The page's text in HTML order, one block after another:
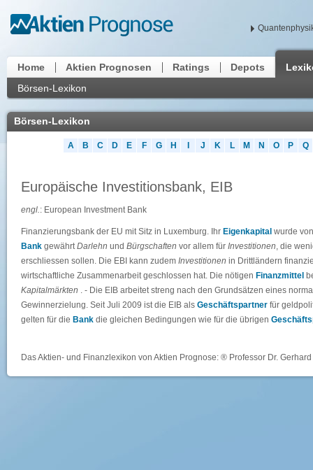
Home Aktien Prognosen Ratings Depots
Börsen-Lexikon
Börsen-Lexikon
A B C D E F G H J K L M N O P Q
Europäische Investitionsbank, EIB
engl.: European Investment Bank
Finanzierungsbank der EU mit Sitz in Luxemburg. Ihr Eigenkapital wurde
Bank gewährtDarlehn und Bürgschaften vor allem für Investitionen, die
erschliessen sollen. Die EBI kann zudem Investitionen in Drittländern
wirtschaftliche Zusammenarbeit geschlossen hat. Die nötigen Finanzmittel
Kapitalmärkten . - Die EIB arbeitet streng nach den Grundsätzen eines
Gewinnerzielung. Seit Juli 2009 ist die EIB als Geschäftspartner für
gelten für die Bank die gleichen Bedingungen wie für die übrigen
Das Aktien- und Finanzlexikon von Aktien Prognose: ® Professor Dr.